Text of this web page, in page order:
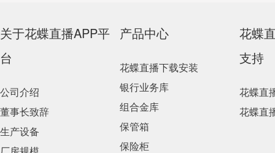
关于花蝶直播APP平
台
公司介绍
董事长致辞
生产设备
产品中心
花蝶直播下载安装
银行业务库
组合金库
保管箱
保险柜
花蝶
支持
花蝶直
花蝶直